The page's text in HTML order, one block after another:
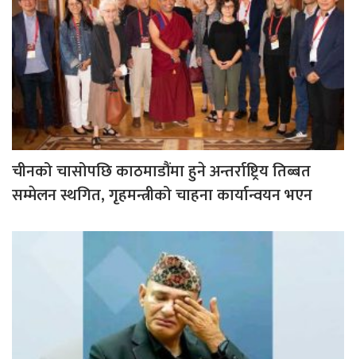
चीनको चासोपछि काठमाडौंमा हुने अन्तर्राष्ट्रिय तिब्बत
सम्मेलन स्थगित, गृहमन्त्रीको चाहना कार्यान्वयन भएन